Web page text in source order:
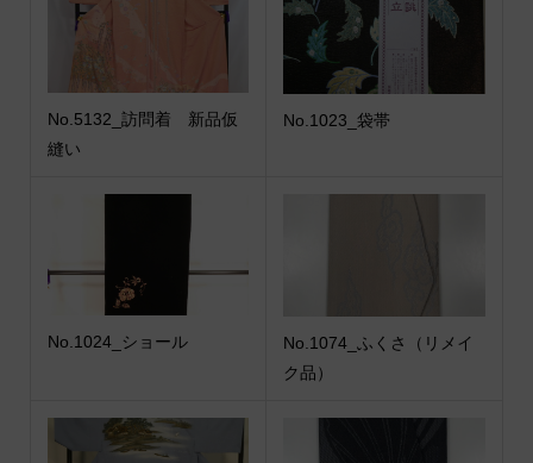
No.5132_訪問着 新品仮
縫い
No.1023_袋帯
No.1024_ショール
No.1074_ふくさ（リメイ
ク品）